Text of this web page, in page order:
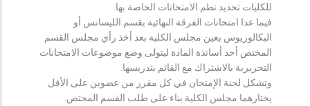
للكليات تحديد نظم الامتحانات الخاصة بها.
فيما عدا امتحانات الفرقة النهائية بقسم الليسانس أو
البكالوريوس يعين مجلس الكلية بعد أخذ رأي مجلس القسم
المختص أحد أساتذة المادة ليتولى وضع موضوعات الامتحانات
التحريرية بالاشتراك مع القائم بتدريسها.
وتشكل لجنة الإمتحان في كل مقرر من عضوين على الأقل
يختارهما مجلس الكلية بناء على طلب القسم المختص.